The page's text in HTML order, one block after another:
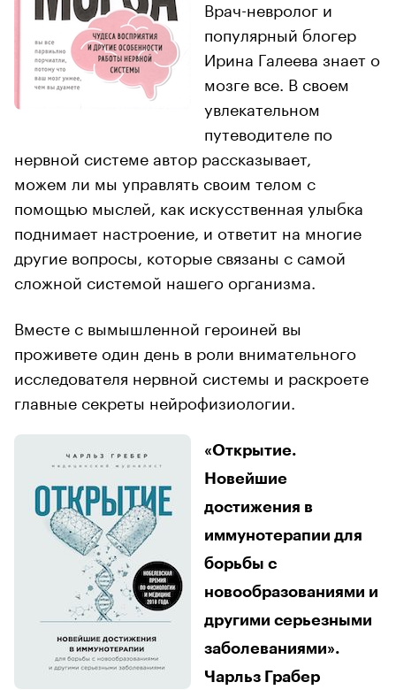
Врач-невролог и
популярный блогер
Ирина Галеева знает о
мозге все. В своем
увлекательном
путеводителе по
нервной системе автор рассказывает,
можем ли мы управлять своим телом с
помощью мыслей, как искусственная улыбка
поднимает настроение, и ответит на многие
другие вопросы, которые связаны с самой
сложной системой нашего организма.
Вместе с вымышленной героиней вы
проживете один день в роли внимательного
исследователя нервной системы и раскроете
главные секреты нейрофизиологии.
«Открытие.
Новейшие
достижения в
иммунотерапии для
борьбы с
новообразованиями и
другими серьезными
заболеваниями».
Чарльз Грабер